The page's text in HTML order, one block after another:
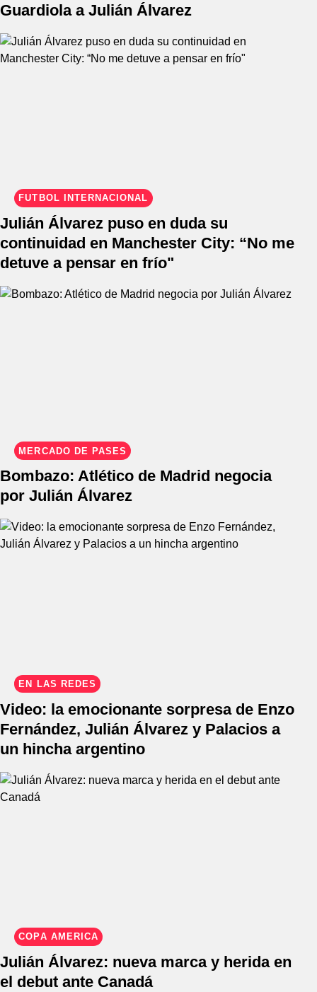
Guardiola a Julián Álvarez
FÚTBOL INTERNACIONAL
Julián Álvarez puso en duda su
continuidad en Manchester City: “No me
detuve a pensar en frío"
MERCADO DE PASES
Bombazo: Atlético de Madrid negocia
por Julián Álvarez
EN LAS REDES
Video: la emocionante sorpresa de Enzo
Fernández, Julián Álvarez y Palacios a
un hincha argentino
COPA AMÉRICA
Julián Álvarez: nueva marca y herida en
el debut ante Canadá